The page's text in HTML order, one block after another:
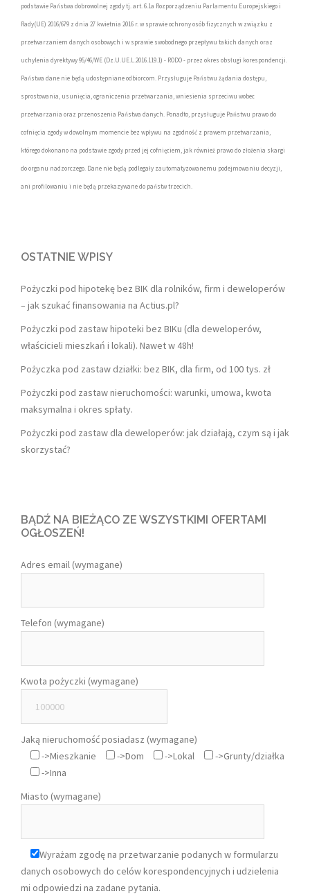
podstawie Państwa dobrowolnej zgody tj. art. 6.1a Rozporządzeniu Parlamentu Europejskiego i
Rady(UE) 2016/679 z dnia 27 kwietnia 2016 r. w sprawie ochrony osób fizycznych w związku z
przetwarzaniem danych osobowych i w sprawie swobodnego przepływu takich danych oraz
uchylenia dyrektywy 95/46/WE (Dz.U.UE.L.2016.119.1) - RODO - przez okres obsługi korespondencji.
Państwa dane nie będą udostępniane odbiorcom. Przysługuje Państwu żądania dostępu,
sprostowania, usunięcia, ograniczenia przetwarzania, wniesienia sprzeciwu wobec
przetwarzania oraz przenoszenia Państwa danych. Ponadto, przysługuje Państwu prawo do
cofnięcia zgody w dowolnym momencie bez wpływu na zgodność z prawem przetwarzania,
którego dokonano na podstawie zgody przed jej cofnięciem, jak również prawo do złożenia skargi
do organu nadzorczego. Dane nie będą podlegały zautomatyzowanemu podejmowaniu decyzji,
ani profilowaniu i nie będą przekazywane do państw trzecich.
OSTATNIE WPISY
Pożyczki pod hipotekę bez BIK dla rolników, firm i deweloperów
– jak szukać finansowania na Actius.pl?
Pożyczki pod zastaw hipoteki bez BIKu (dla deweloperów,
właścicieli mieszkań i lokali). Nawet w 48h!
Pożyczka pod zastaw działki: bez BIK, dla firm, od 100 tys. zł
Pożyczki pod zastaw nieruchomości: warunki, umowa, kwota
maksymalna i okres spłaty.
Pożyczki pod zastaw dla deweloperów: jak działają, czym są i jak
skorzystać?
BĄDŹ NA BIEŻĄCO ZE WSZYSTKIMI OFERTAMI
OGŁOSZEŃ!
Adres email (wymagane)
Telefon (wymagane)
Kwota pożyczki (wymagane)
Jaką nieruchomość posiadasz (wymagane)
->Mieszkanie
->Dom ->Lokal
->Grunty/działka
->Inna
Miasto (wymagane)
Wyrażam zgodę na przetwarzanie podanych w formularzu
danych osobowych do celów korespondencyjnych i udzielenia
mi odpowiedzi na zadane pytania.